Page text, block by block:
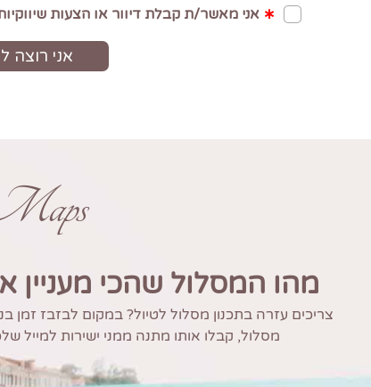
מהו המסלול שהכי מעניין
צריכים עזרה בתכנון מסלול לטיול? במקום לבזבז זמן
מסלול, קבלו אותו מתנה ממני ישירות למייל